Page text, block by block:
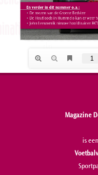
Magazine
is